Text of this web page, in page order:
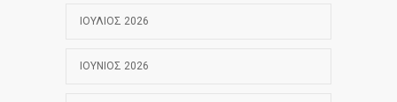
ΙΟΎΛΙΟΣ 2026
ΙΟΎΝΙΟΣ 2026